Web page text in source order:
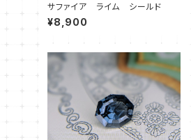
サファイア ライム シールド
¥8,900